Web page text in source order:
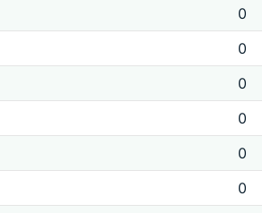
0
0
0
0
0
0